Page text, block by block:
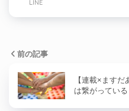
LINE
前の記事
【連載×ます
は繋がっている